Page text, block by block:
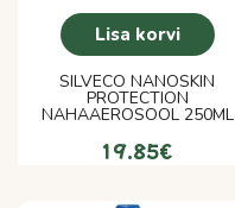
Lisa korvi
SILVECO NANOSKIN
PROTECTION
NAHAAEROSOOL 250ML
19.85€